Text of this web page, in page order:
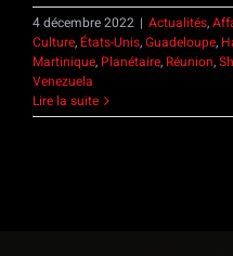
4 décembre 2022 | Actualités,
Culture, États-Unis,Guadeloupe,
Martinique, Planétaire, Réunion,
Venezuela
Lire la suite